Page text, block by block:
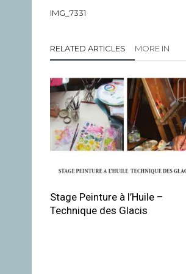
IMG_7331
RELATED ARTICLES MORE IN
Stage Peinture à l’Huile –
Technique des Glacis